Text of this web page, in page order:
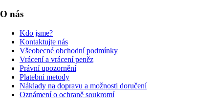
O nás
Kdo jsme?
Kontaktujte nás
Všeobecné obchodní podmínky
Vrácení a vrácení peněz
Právní upozornění
Platební metody
Náklady na dopravu a možnosti doručení
Oznámení o ochraně soukromí